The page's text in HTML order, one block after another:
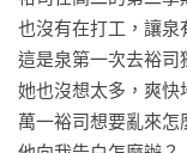
自我出道以來的二十
手機問世這般大改變
長。二十年前喜歡的
不太欣賞。不過，現
也沒有在打工，讓泉
這是泉第一次去裕司
她也沒想太多，爽快
萬一裕司想要亂來